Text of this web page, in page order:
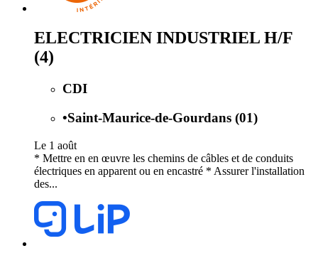
ELECTRICIEN INDUSTRIEL H/F
(4)
CDI
•Saint-Maurice-de-Gourdans (01)
Le 1 août
* Mettre en en œuvre les chemins de câbles et de conduits
électriques en apparent ou en encastré * Assurer l'installation
des...